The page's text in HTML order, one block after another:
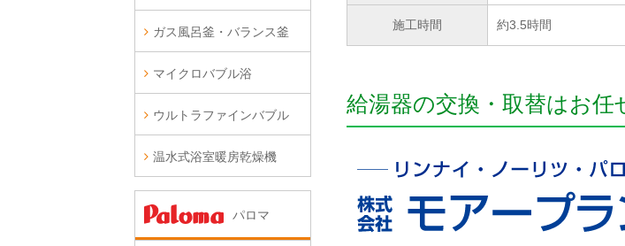
施工時間 約3.5時間
給湯器の交換・取替はお任
ガス風呂釜・バランス釜
マイクロバブル浴
ウルトラファインバブル
温水式浴室暖房乾燥機
パロマ